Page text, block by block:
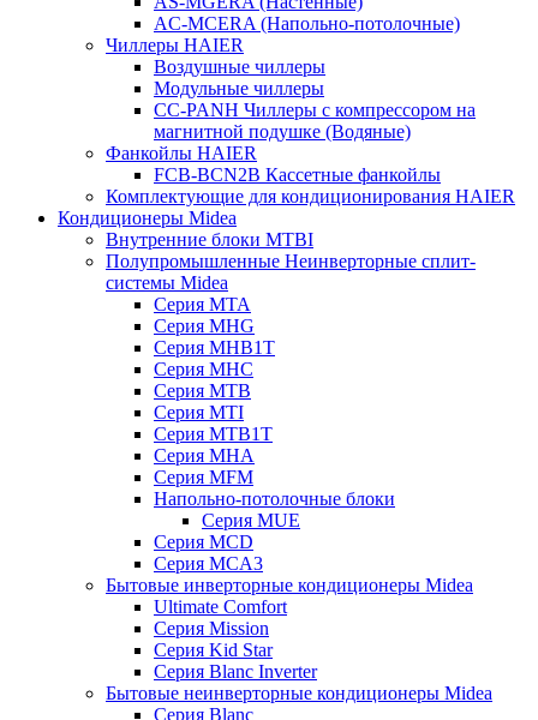
AС-MСERA (Напольно-потолочные)
Чиллеры HAIER
Воздушные чиллеры
Модульные чиллеры
CC-PANH Чиллеры с компрессором на
магнитной подушке (Водяные)
Фанкойлы HAIER
FCB-BCN2B Кассетные фанкойлы
Комплектующие для кондиционирования HAIER
Кондиционеры Midea
Внутренние блоки MTBI
Полупромышленные Неинверторные сплит-
системы Midea
Серия MTA
Серия MHG
Серия MHB1T
Серия MHC
Серия MTB
Серия MTI
Серия MTB1T
Серия MHA
Серия MFM
Напольно-потолочные блоки
Серия MUE
Серия MCD
Серия MCA3
Бытовые инверторные кондиционеры Midea
Ultimate Comfort
Серия Mission
Серия Kid Star
Серия Blanc Inverter
Бытовые неинверторные кондиционеры Midea
Серия Blanc